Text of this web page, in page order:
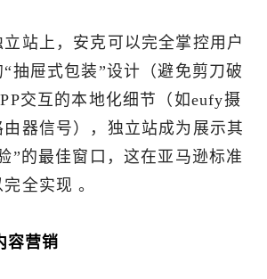
立站上，安克可以完全掌控用户
抽屉式包装”设计（避免剪刀破
交互的本地化细节（如eufy摄
器信号），独立站成为展示其
”的最佳窗口，这在亚马逊标准
全实现 。
容营销